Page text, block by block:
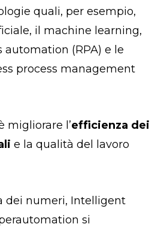
quali, per esempio,
il machine learning,
automation (RPA) e le
process management
migliorare l’efficienza dei
e la qualità del lavoro
dei numeri, Intelligent
​si